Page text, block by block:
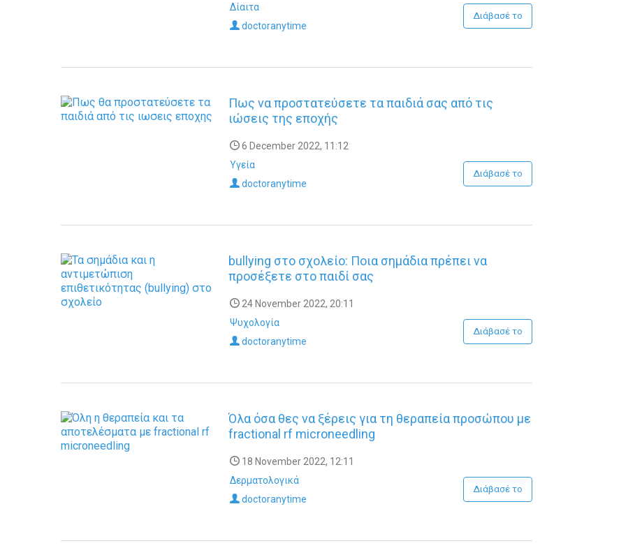
Δίαιτα
doctoranytime
Διάβασέ το
Πως να προστατεύσετε τα παιδιά σας από τις
ιώσεις της εποχής
6 December 2022, 11:12
Υγεία
doctoranytime
Διάβασέ το
bullying στο σχολείο: Ποια σημάδια πρέπει να
προσέξετε στο παιδί σας
24 November 2022, 20:11
Ψυχολογία
doctoranytime
Διάβασέ το
Όλα όσα θες να ξέρεις για τη θεραπεία προσώπου με
fractional rf microneedling
18 November 2022, 12:11
Δερματολογικά
doctoranytime
Διάβασέ το